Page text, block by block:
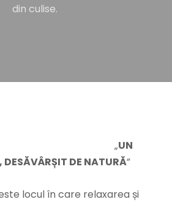
din culise.
UN
DE NATURĂ”
locul în care relaxarea și